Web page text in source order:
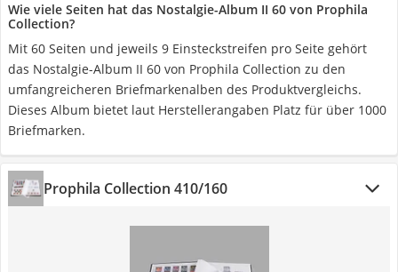
Wie viele Seiten hat das Nostalgie-Album II 60 von Prophila
Collection?
Mit 60 Seiten und jeweils 9 Einsteckstreifen pro Seite gehört
das Nostalgie-Album II 60 von Prophila Collection zu den
umfangreicheren Briefmarkenalben des Produktvergleichs.
Dieses Album bietet laut Herstellerangaben Platz für über 1000
Briefmarken.
Prophila Collection 410/160